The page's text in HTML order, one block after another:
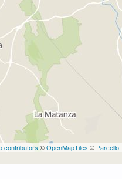
contributors ©OpenMapTiles © Parcello